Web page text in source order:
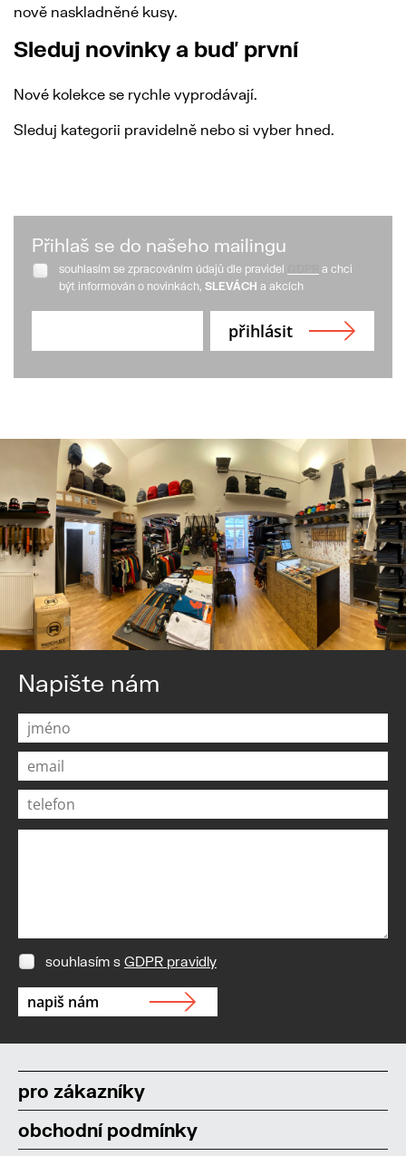
nově naskladněné kusy.
Sleduj novinky a buď první
Nové kolekce se rychle vyprodávají.
Sleduj kategorii pravidelně nebo si vyber hned.
Přihlaš se do našeho mailingu
souhlasím se zpracováním údajů dle pravidel
a chci
být informován o novinkách, SLEVÁCH a akcích
Napište nám
souhlasím s GDPR pravidly
pro zákazníky
obchodní podmínky